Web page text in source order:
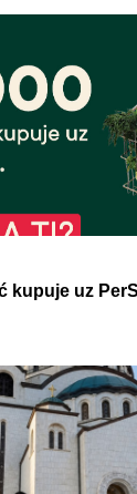
kupuje uz